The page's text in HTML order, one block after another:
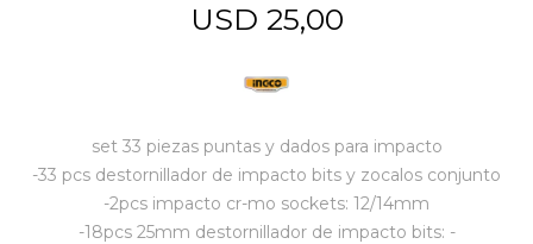
USD 25,00
set 33 piezas puntas y dados para impacto
-33 pcs destornillador de impacto bits y zocalos conjunto
-2pcs impacto cr-mo sockets: 12/14mm
-18pcs 25mm destornillador de impacto bits: -
Gastronomía